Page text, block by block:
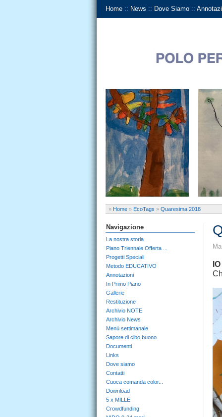
Home :: News :: Dove Siamo ::
» Home » EcoTags » Quaresima 2018
Navigazione
La nostra storia
Piano Triennale Offerta ...
Progetti Speciali
Metodo EDUCATIVO
Annotazioni
In Primo Piano
Gallerie
Restituzione
Archivio NOTE
Archivio News
Menù settimanale
Sapore di cibo buono
Documenti
Links
Dove siamo
Contatti
Cuoca comanda color...
Download
5 x MILLE
Crowdfunding